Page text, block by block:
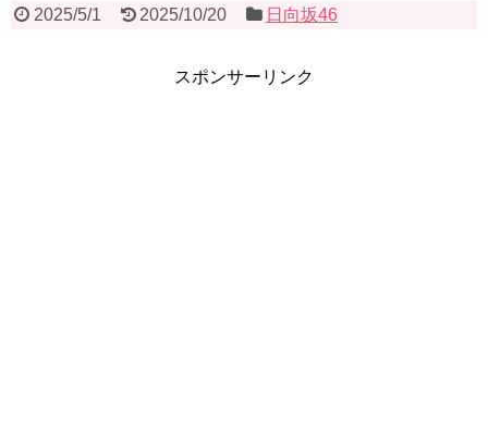
2025/5/1 2025/10/20 日向坂46
スポンサーリンク